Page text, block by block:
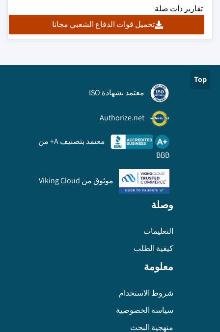
تقارير ذات صلة
تحميل قوات الدفاع الشعبي مجانا
Top
معتمد بشهادة ISO
Authorize.net
معتمد بتصنيف A+ من
BBB
موثوق من Viking Cloud
وصلة
التعليمات
كيفية الطلب
معلومة
شروط الاستخدام
سياسة الخصوصية
منهجية البحث